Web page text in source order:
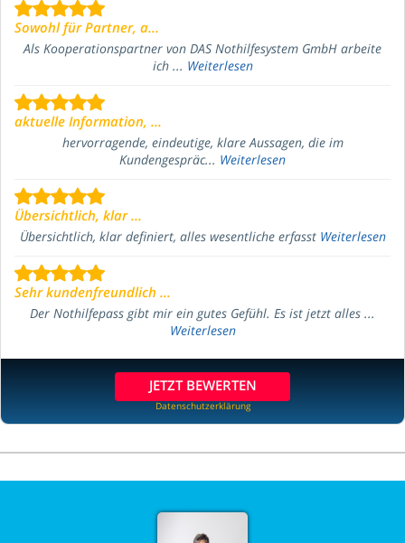
Sowohl für Partner, a...
Als Kooperationspartner von DAS Nothilfesystem GmbH arbeite
ich ... Weiterlesen
aktuelle Information, ...
hervorragende, eindeutige, klare Aussagen, die im
Kundengespräc... Weiterlesen
Übersichtlich, klar ...
Übersichtlich, klar definiert, alles wesentliche erfasst Weiterlesen
Sehr kundenfreundlich ...
Der Nothilfepass gibt mir ein gutes Gefühl. Es ist jetzt alles ...
Weiterlesen
JETZT BEWERTEN
Datenschutzerklärung